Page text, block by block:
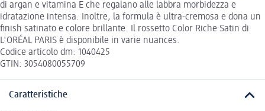
di argan e vitamina E che regalano alle labbra morbidezza e
idratazione intensa. Inoltre, la formula è ultra-cremosa e dona un
finish satinato e colore brillante. Il rossetto Color Riche Satin di
L'ORÉAL PARIS è disponibile in varie nuances.
Codice articolo dm: 1040425
GTIN: 3054080055709
Caratteristiche